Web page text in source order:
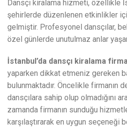
Dansçı kiralama hizmeti, özellikle
şehirlerde düzenlenen etkinlikler
gelmiştir. Profesyonel dansçılar,
özel günlerde unutulmaz anlar
İstanbul’da dansçı kiralama
yaparken dikkat etmeniz gereken
bulunmaktadır. Öncelikle firmanın
dansçılara sahip olup olmadığını
zamanda firmanın sunduğu
karşılaştırarak en uygun seçeneği